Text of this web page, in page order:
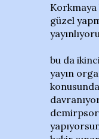
güzel
bu da
yayın
demirpsor